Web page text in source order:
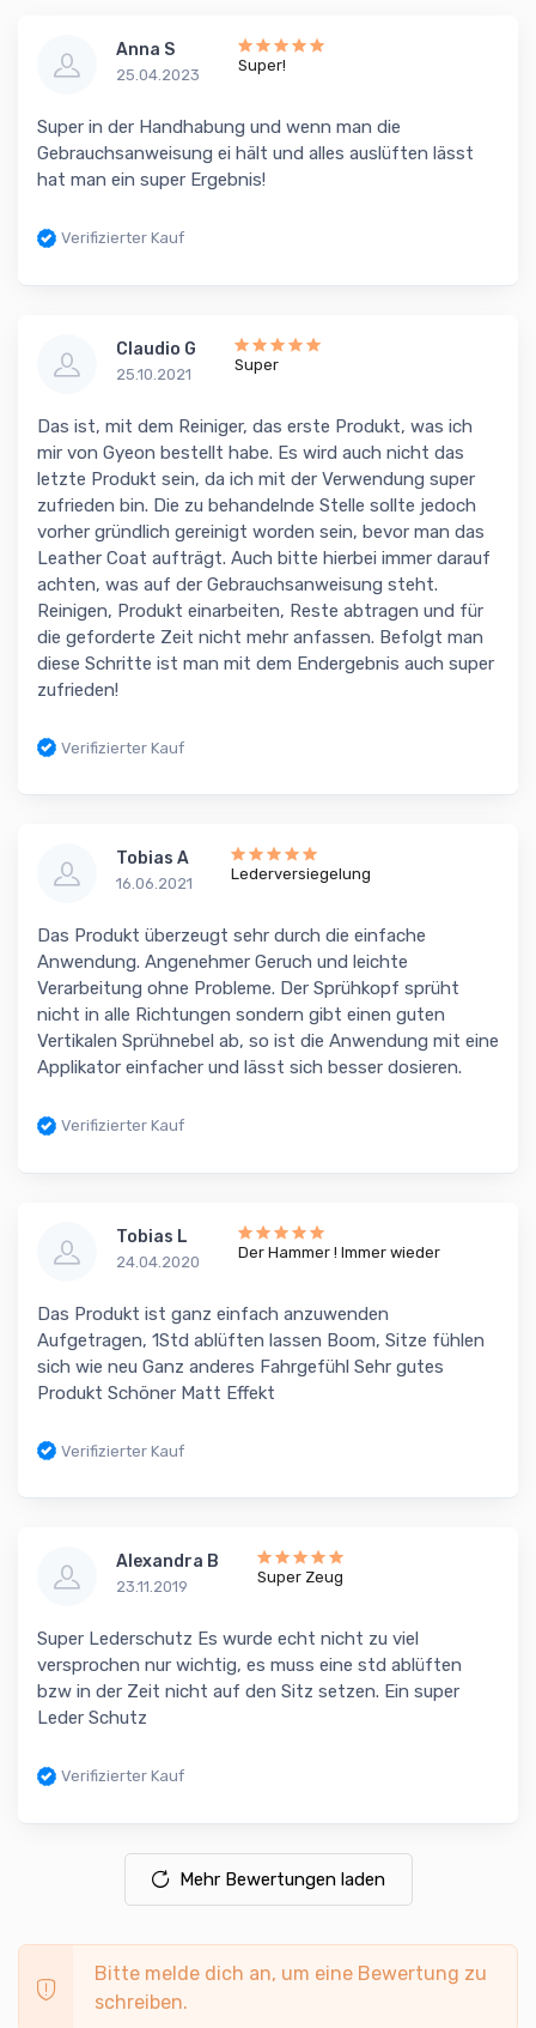
Anna S
25.04.2023
Super!
Super in der Handhabung und wenn man die
Gebrauchsanweisung ei hält und alles auslüften lässt
hat man ein super Ergebnis!
Verifizierter Kauf
Claudio G
25.10.2021
Super
Das ist, mit dem Reiniger, das erste Produkt, was ich
mir von Gyeon bestellt habe. Es wird auch nicht das
letzte Produkt sein, da ich mit der Verwendung super
zufrieden bin. Die zu behandelnde Stelle sollte jedoch
vorher gründlich gereinigt worden sein, bevor man das
Leather Coat aufträgt. Auch bitte hierbei immer darauf
achten, was auf der Gebrauchsanweisung steht.
Reinigen, Produkt einarbeiten, Reste abtragen und für
die geforderte Zeit nicht mehr anfassen. Befolgt man
diese Schritte ist man mit dem Endergebnis auch super
zufrieden!
Verifizierter Kauf
Tobias A
16.06.2021
Lederversiegelung
Das Produkt überzeugt sehr durch die einfache
Anwendung. Angenehmer Geruch und leichte
Verarbeitung ohne Probleme. Der Sprühkopf sprüht
nicht in alle Richtungen sondern gibt einen guten
Vertikalen Sprühnebel ab, so ist die Anwendung mit eine
Applikator einfacher und lässt sich besser dosieren.
Verifizierter Kauf
Tobias L
24.04.2020
Der Hammer ! Immer wieder
Das Produkt ist ganz einfach anzuwenden
Aufgetragen, 1Std ablüften lassen Boom, Sitze fühlen
sich wie neu Ganz anderes Fahrgefühl Sehr gutes
Produkt Schöner Matt Effekt
Verifizierter Kauf
Alexandra B
23.11.2019
Super Zeug
Super Lederschutz Es wurde echt nicht zu viel
versprochen nur wichtig, es muss eine std ablüften
bzw in der Zeit nicht auf den Sitz setzen. Ein super
Leder Schutz
Verifizierter Kauf
Mehr Bewertungen laden
Bitte melde dich an, um eine Bewertung zu
schreiben.